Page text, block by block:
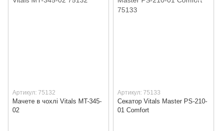
Артикул: 75132
Мачете в чохлі Vitals MT-345-
02
Артикул: 75133
Секатор Vitals Master PS-210-
01 Comfort